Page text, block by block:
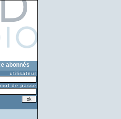
abonnés
utilisateur
mot de passe